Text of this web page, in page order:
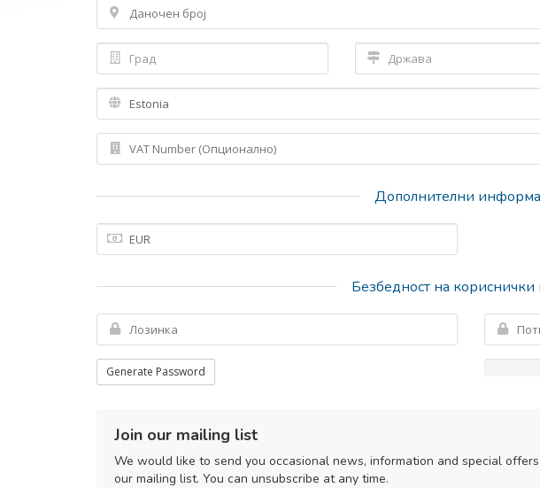
Дополнителни
Безбедност на
Generate Password
Join our mailing list
We would like to send you occasional news, information and special
our mailing list. You can unsubscribe at any time.